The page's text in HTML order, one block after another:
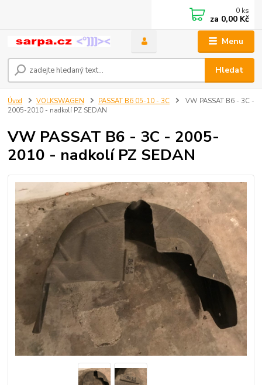
Menu
Hledat
0 ks
za 0,00 Kč
Úvod VOLKSWAGEN PASSAT B6 05-10 - 3C
VW PASSAT B6 - 3C -
2005-2010 - nadkolí PZ SEDAN
VW PASSAT B6 - 3C - 2005-
2010 - nadkolí PZ SEDAN